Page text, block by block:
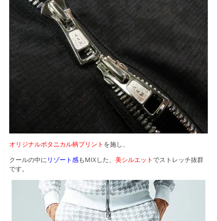
オリジナルボタニカル柄プリント を施し、
クールの中に リゾート感もMIXした、 美シルエットでストレッチ抜群
です。